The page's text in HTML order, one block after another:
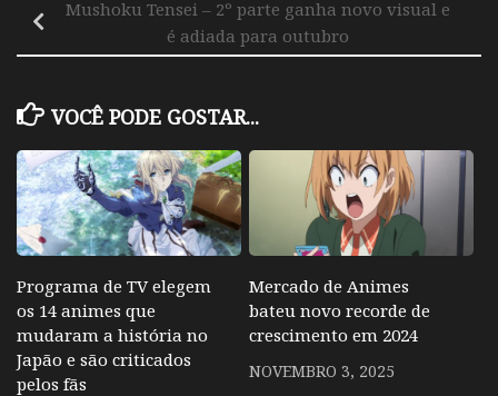
Mushoku Tensei – 2º parte ganha novo visual e
é adiada para outubro
VOCÊ PODE GOSTAR...
Programa de TV elegem
os 14 animes que
mudaram a história no
Japão e são criticados
pelos fãs
Mercado de Animes
bateu novo recorde de
crescimento em 2024
NOVEMBRO 3, 2025